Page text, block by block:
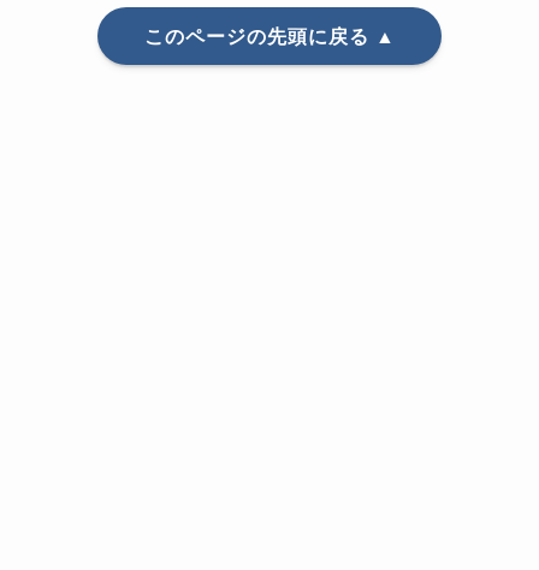
このページの先頭に戻る ▲